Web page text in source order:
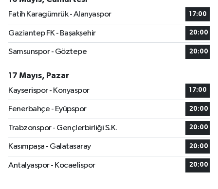
Fatih Karagümrük - Alanyaspor
17:00
Gaziantep FK - Başakşehir 20:00
Samsunspor - Göztepe 20:00
17 Mayıs, Pazar
Kayserispor - Konyaspor
17:00
Fenerbahçe - Eyüpspor 20:00
Trabzonspor - Gençlerbirliği S.K. 20:00
Kasımpaşa - Galatasaray 20:00
Antalyaspor - Kocaelispor 20:00